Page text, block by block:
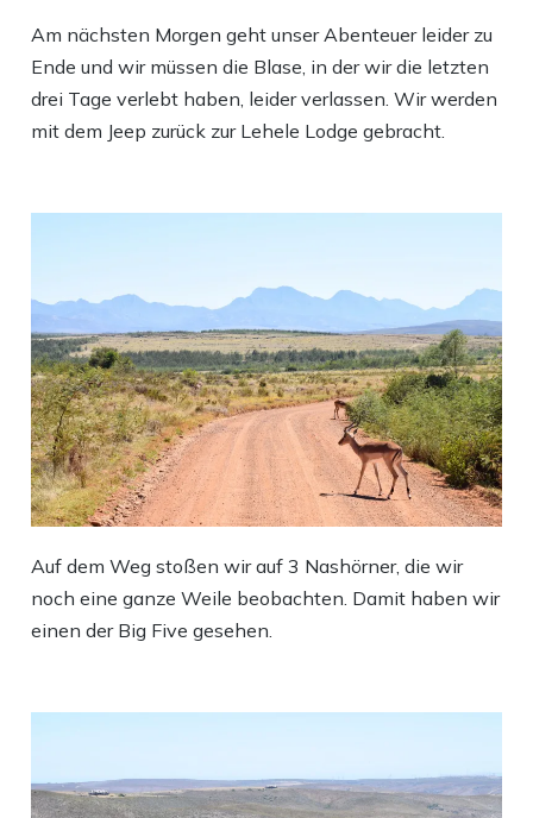
Am nächsten Morgen geht unser Abenteuer leider zu
Ende und wir müssen die Blase, in der wir die letzten
drei Tage verlebt haben, leider verlassen. Wir werden
mit dem Jeep zurück zur Lehele Lodge gebracht.
Auf dem Weg stoßen wir auf 3 Nashörner, die wir
noch eine ganze Weile beobachten. Damit haben wir
einen der Big Five gesehen.